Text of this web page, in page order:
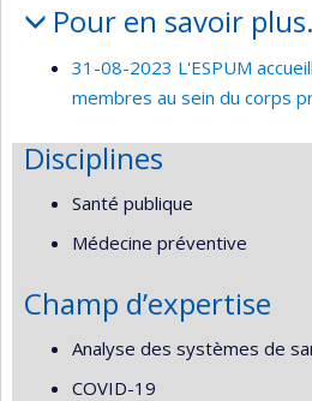
Pour en savoir
31-08-2023 L'ESPUM
membres au sein du corps
Disciplines
Santé publique
Médecine préventive
Champ d’expertise
Analyse des systèmes de
COVID-19